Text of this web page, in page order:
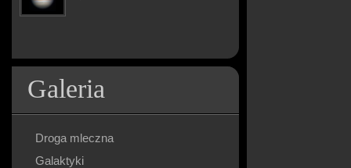
Galeria
Droga mleczna
Galaktyki